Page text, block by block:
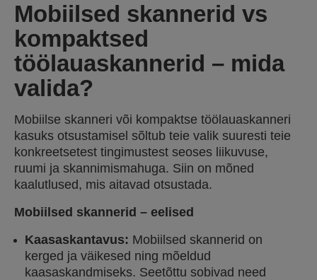
Mobiilsed skannerid vs
kompaktsed
töölauaskannerid – mida
valida?
Mobiilse skanneri või kompaktse töölauaskanneri
kasuks otsustamisel sõltub teie valik suuresti teie
konkreetsetest tingimustest seoses liikuvuse,
ruumi ja skannimismahuga. Siin on mõned
kaalutlused, mis aitavad otsustada.
Mobiilsed skannerid – eelised
Kaasaskantavus: Mobiilsed skannerid on
kerged ja väikesed ning mõeldud
kaasaskandmiseks. Seetõttu sobivad need